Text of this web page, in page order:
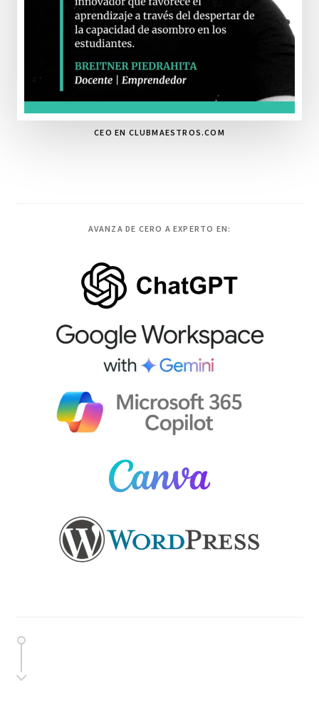
CEO EN CLUBMAESTROS.COM
AVANZA DE CERO A EXPERTO EN: